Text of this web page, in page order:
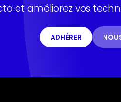
et améliorez vos
ADHÉRER